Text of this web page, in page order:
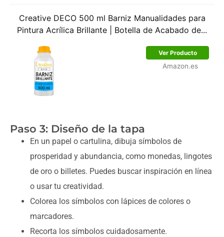
Creative DECO 500 ml Barniz Manualidades para
Pintura Acrílica Brillante | Botella de Acabado de...
Ver Producto
Amazon.es
Paso 3: Diseño de la tapa
En un papel o cartulina, dibuja símbolos de
prosperidad y abundancia, como monedas, lingotes
de oro o billetes. Puedes buscar inspiración en línea
o usar tu creatividad.
Colorea los símbolos con lápices de colores o
marcadores.
Recorta los símbolos cuidadosamente.